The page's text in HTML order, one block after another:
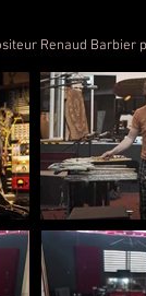
Renaud Barbier